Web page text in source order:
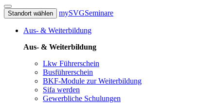
Standort wählen mySVGSeminare
Aus- & Weiterbildung
Aus- & Weiterbildung
Lkw Führerschein
Busführerschein
BKF-Module zur Weiterbildung
Sifa werden
Gewerbliche Schulungen